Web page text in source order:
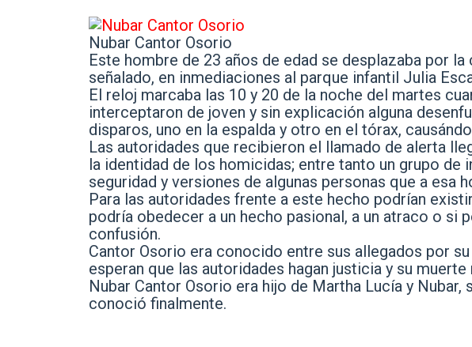
Nubar Cantor Osorio
Este hombre de 23 años de edad se desplazaba por
señalado, en inmediaciones al parque infantil Julia
El reloj marcaba las 10 y 20 de la noche del martes
interceptaron de joven y sin explicación alguna
disparos, uno en la espalda y otro en el tórax,
Las autoridades que recibieron el llamado de alerta
la identidad de los homicidas; entre tanto un grupo de
seguridad y versiones de algunas personas que a esa
Para las autoridades frente a este hecho podrían
podría obedecer a un hecho pasional, a un atraco o si
confusión.
Cantor Osorio era conocido entre sus allegados por
esperan que las autoridades hagan justicia y su muerte
Nubar Cantor Osorio era hijo de Martha Lucía y
conoció finalmente.